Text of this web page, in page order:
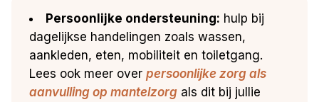
Persoonlijke ondersteuning: hulp bij
dagelijkse handelingen zoals wassen,
aankleden, eten, mobiliteit en toiletgang.
Lees ook meer overpersoonlijke zorg als
aanvulling op mantelzorg als dit bij jullie